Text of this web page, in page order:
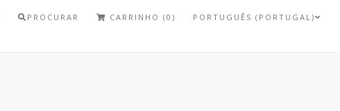
PROCURAR CARRINHO (0) PORTUGUÊS (PORTUGAL)